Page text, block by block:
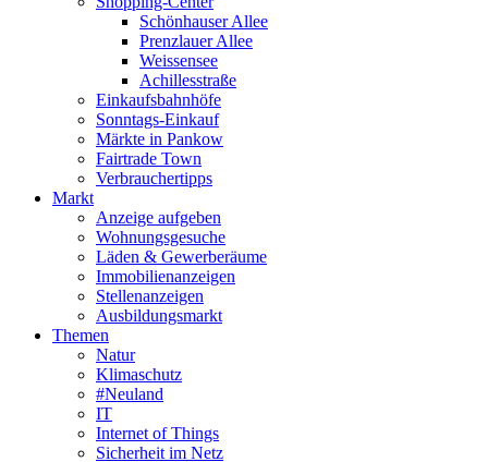
Schönhauser Allee
Prenzlauer Allee
Weissensee
Achillesstraße
Einkaufsbahnhöfe
Sonntags-Einkauf
Märkte in Pankow
Fairtrade Town
Verbrauchertipps
Markt
Anzeige aufgeben
Wohnungsgesuche
Läden & Gewerberäume
Immobilienanzeigen
Stellenanzeigen
Ausbildungsmarkt
Themen
Natur
Klimaschutz
#Neuland
IT
Internet of Things
Sicherheit im Netz